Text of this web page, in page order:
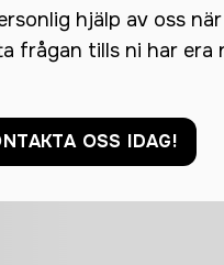
hjälp av oss
frågan tills ni har era
OSS IDAG!